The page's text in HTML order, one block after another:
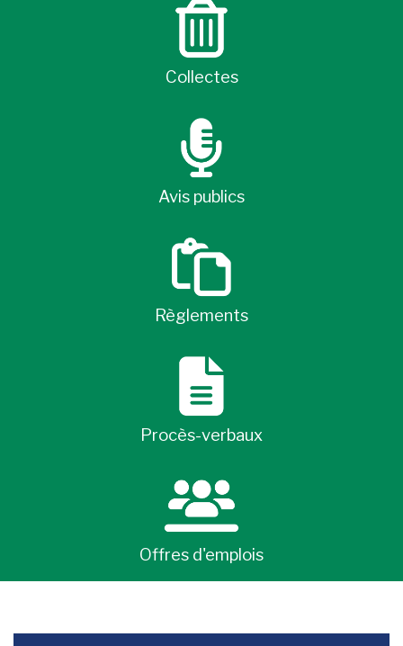
Collectes
Avis publics
Règlements
Procès-verbaux
Offres d'emplois